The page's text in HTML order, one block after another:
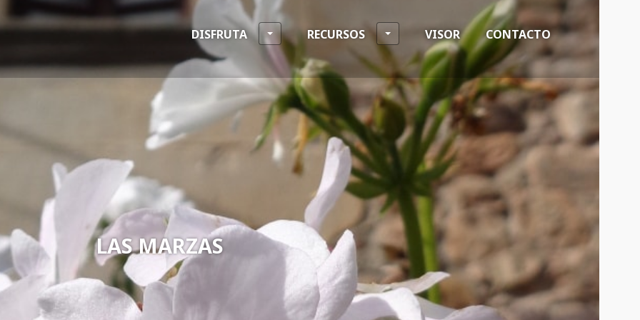
DISFRUTA RECURSOS VISOR CONTACTO
LAS MARZAS